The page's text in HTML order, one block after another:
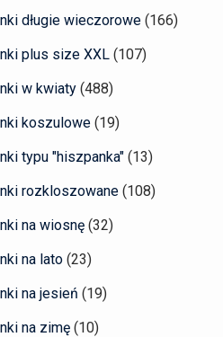
długie wieczorowe (166)
plus size XXL (107)
w kwiaty (488)
koszulowe (19)
typu "hiszpanka" (13)
rozkloszowane (108)
na wiosnę (32)
na lato (23)
na jesień (19)
na zimę (10)